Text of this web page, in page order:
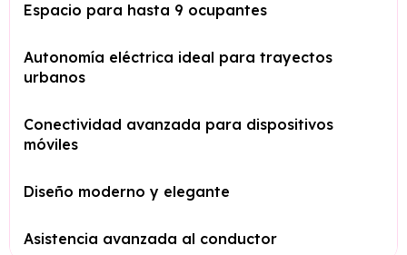
Espacio para hasta 9 ocupantes
Autonomía eléctrica ideal para trayectos
urbanos
Conectividad avanzada para dispositivos
móviles
Diseño moderno y elegante
Asistencia avanzada al conductor